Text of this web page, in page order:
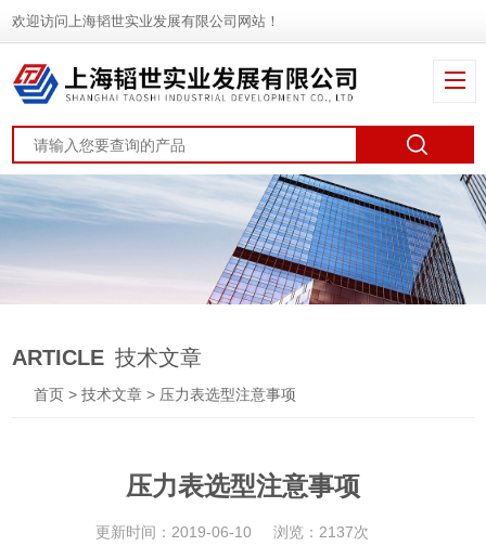
欢迎访问上海韬世实业发展有限公司网站！
ARTICLE 技术文章
首页 >技术文章 > 压力表选型注意事项
压力表选型注意事项
更新时间：2019-06-10 浏览：2137次